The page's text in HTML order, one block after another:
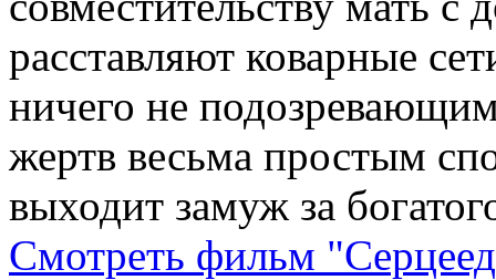
расставляют коварные
ничего не
жертв весьма простым
выходит замуж за
Смотреть фильм